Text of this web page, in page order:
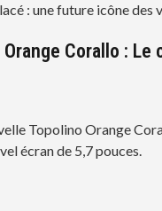
: une future icône des
Corallo :
Topolino Orange
écran de 5,7 pouces.